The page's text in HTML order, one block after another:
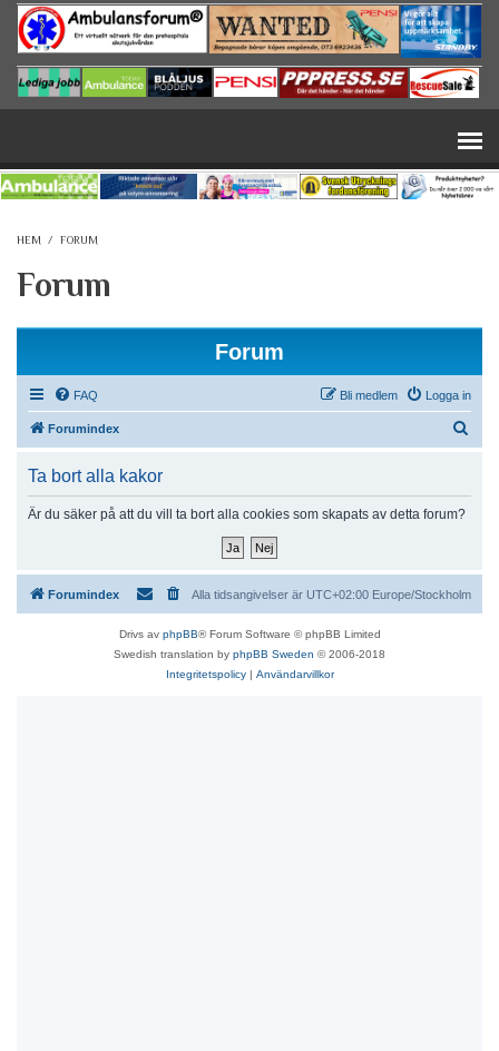
Hoppa till huvudinnehåll
HEM / FORUM
Forum